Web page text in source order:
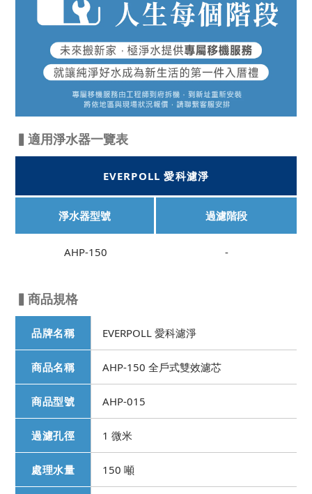
▍適用淨水器一覽表
EVERPOLL 愛科濾淨
淨水器型號 過濾階段
AHP-150 -
▍商品規格
品牌名稱 EVERPOLL 愛科濾淨
商品名稱 AHP-150 全戶式雙效濾芯
商品型號 AHP-015
過濾孔徑 1 微米
處理水量 150 噸